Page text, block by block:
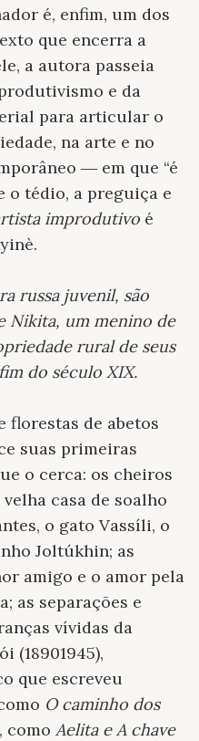
é, enfim, um dos
que encerra a
a autora passeia
e da
para articular o
na arte e no
― em que “é
o tédio, a preguiça e
improdutivo é
russa juvenil, são
Nikita, um menino de
rural de seus
do século XIX.
florestas de abetos
suas primeiras
o cerca: os cheiros
casa de soalho
o gato Vassíli, o
Joltúkhin; as
amigo e o amor pela
as separações e
vívidas da
(18901945),
que escreveu
O caminho dos
como Aelita e A chave